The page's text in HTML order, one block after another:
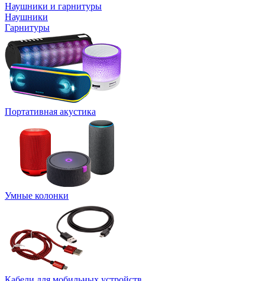
Наушники и гарнитуры
Наушники
Гарнитуры
Портативная акустика
Умные колонки